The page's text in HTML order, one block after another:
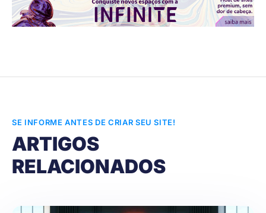
SE INFORME ANTES DE CRIAR SEU SITE!
ARTIGOS
RELACIONADOS